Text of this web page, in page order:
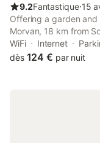
9.2Fantastique⋅15
Offering a garden
Morvan, 18 km from
Grand Large. This
private parking.
WiFi Internet
dès 124 € par nuit